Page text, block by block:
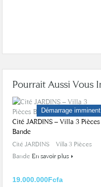
Pourrait Aussi Vous
Démarrage imminent
Cité JARDINS – Villa 3 Pièces
Bande
Cité JARDINS – Villa 3 Pièces
Bande En savoir plus
19.000.000Fcfa